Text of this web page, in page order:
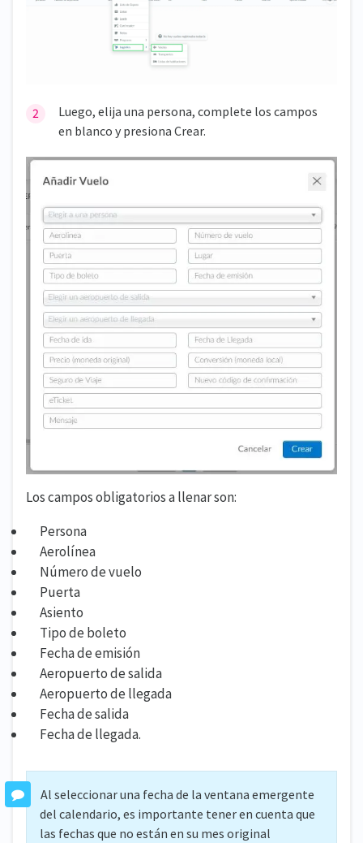
Luego, elija una persona, complete los campos
en blanco y presiona Crear.
Los campos obligatorios a llenar son:
Persona
Aerolínea
Número de vuelo
Puerta
Asiento
Tipo de boleto
Fecha de emisión
Aeropuerto de salida
Aeropuerto de llegada
Fecha de salida
Fecha de llegada.
Al seleccionar una fecha de la ventana emergente
del calendario, es importante tener en cuenta que
las fechas que no están en su mes original